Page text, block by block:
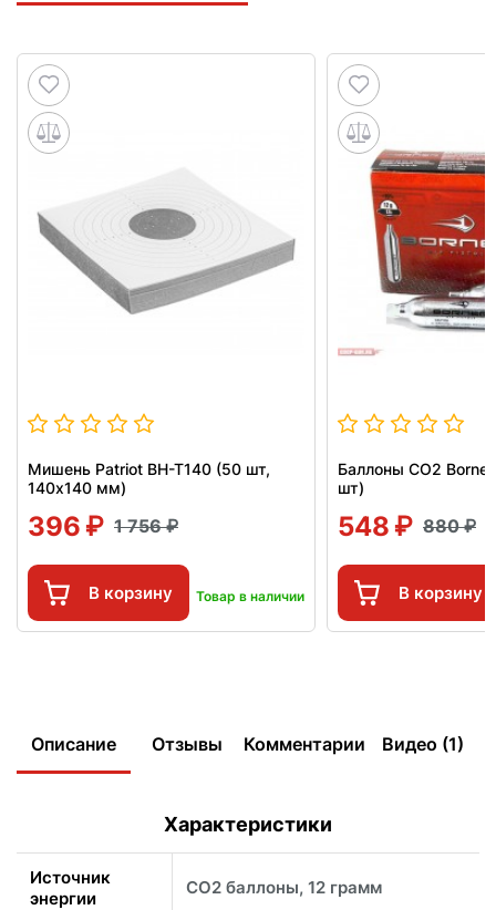
Мишень Patriot BH-T140 (50 шт,
140x140 мм)
396 1 756
В корзину Товар в наличии
Баллоны СО2
шт)
548 880
В корзину
Описание Отзывы Комментарии Видео (1)
Характеристики
Источник
энергии
CO2 баллоны, 12 грамм